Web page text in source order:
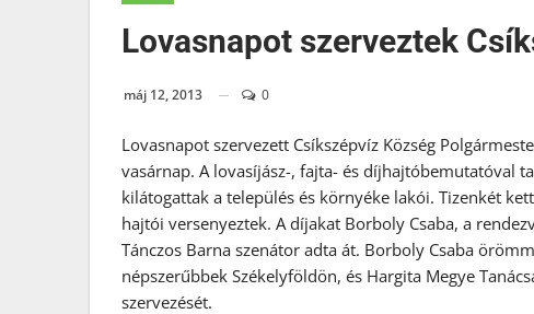
Lovasnapot szerveztek
máj 12, 2013 0
Lovasnapot szervezett Csíkszépvíz Község
vasárnap. A lovasíjász-, fajta- és díjhajtóbemutatóval
kilátogattak a település és környéke lakói. Tizenkét
hajtói versenyeztek. A díjakat Borboly Csaba, a
Tánczos Barna szenátor adta át. Borboly Csaba
népszerűbbek Székelyföldön, és Hargita Megye
szervezését.